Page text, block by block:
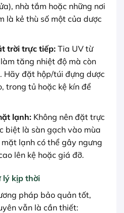
nhà tắm hoặc những nơi
là kẻ thù số một của dược
trời trực tiếp:Tia UV từ
tăng nhiệt độ mà còn
Hãy đặt hộp/túi đựng dược
trong tủ hoặc kệ kín để
lạnh:Không nên đặt trực
biệt là sàn gạch vào mùa
lạnh có thể gây ngưng
lên kệ hoặc giá đỡ.
lý kịp thời
pháp bảo quản tốt,
vẫn là cần thiết: